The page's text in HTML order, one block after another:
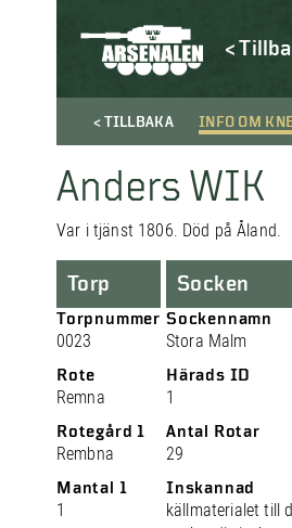
<
< TILLBAKA INFO OM
Anders WIK
Var i tjänst 1806. Död på Åland.
Torp
Torpnummer
0023
Rote
Remna
Rotegård 1
Rembna
Mantal 1
1
Socken
Sockennamn
Stora Malm
Härads ID
1
Antal Rotar
29
Inskannad
källmaterialet till